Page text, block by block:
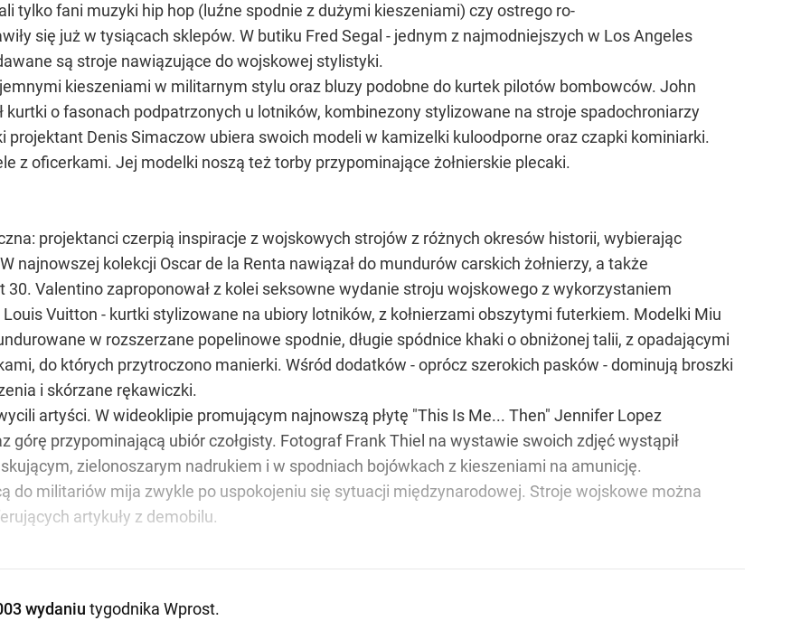
tylko fani muzyki hip hop (luźne spodnie z dużymi kieszeniami) czy ostrego ro-
się już w tysiącach sklepów. W butiku Fred Segal - jednym z najmodniejszych w Los Angeles
są stroje nawiązujące do wojskowej stylistyki.
kieszeniami w militarnym stylu oraz bluzy podobne do kurtek pilotów bombowców. John
kurtki o fasonach podpatrzonych u lotników, kombinezony stylizowane na stroje spadochroniarzy
projektant Denis Simaczow ubiera swoich modeli w kamizelki kuloodporne oraz czapki kominiarki.
z oficerkami. Jej modelki noszą też torby przypominające żołnierskie plecaki.
projektanci czerpią inspiracje z wojskowych strojów z różnych okresów historii, wybierając
najnowszej kolekcji Oscar de la Renta nawiązał do mundurów carskich żołnierzy, a także
Valentino zaproponował z kolei seksowne wydanie stroju wojskowego z wykorzystaniem
Vuitton - kurtki stylizowane na ubiory lotników, z kołnierzami obszytymi futerkiem. Modelki Miu
w rozszerzane popelinowe spodnie, długie spódnice khaki o obniżonej talii, z opadającymi
do których przytroczono manierki. Wśród dodatków - oprócz szerokich pasków - dominują broszki
i skórzane rękawiczki.
artyści. W wideoklipie promującym najnowszą płytę "This Is Me... Then" Jennifer Lopez
górę przypominającą ubiór czołgisty. Fotograf Frank Thiel na wystawie swoich zdjęć wystąpił
zielonoszarym nadrukiem i w spodniach bojówkach z kieszeniami na amunicję.
do militariów mija zwykle po uspokojeniu się sytuacji międzynarodowej. Stroje wojskowe można
artykuły z demobilu.
wydaniu tygodnika Wprost.